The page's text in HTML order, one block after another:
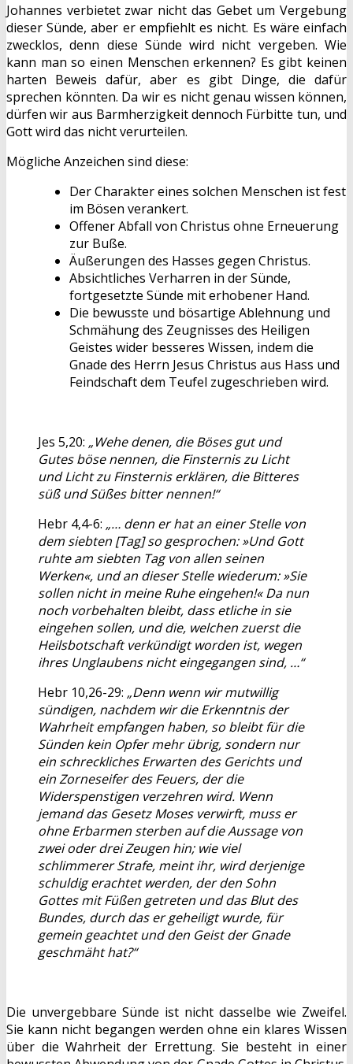
Johannes verbietet zwar nicht das Gebet um Vergebung
dieser Sünde, aber er empfiehlt es nicht. Es wäre einfach
zwecklos, denn diese Sünde wird nicht vergeben. Wie
kann man so einen Menschen erkennen? Es gibt keinen
harten Beweis dafür, aber es gibt Dinge, die dafür
sprechen könnten. Da wir es nicht genau wissen können,
dürfen wir aus Barmherzigkeit dennoch Fürbitte tun, und
Gott wird das nicht verurteilen.
Mögliche Anzeichen sind diese:
Der Charakter eines solchen Menschen ist fest
im Bösen verankert.
Offener Abfall von Christus ohne Erneuerung
zur Buße.
Äußerungen des Hasses gegen Christus.
Absichtliches Verharren in der Sünde,
fortgesetzte Sünde mit erhobener Hand.
Die bewusste und bösartige Ablehnung und
Schmähung des Zeugnisses des Heiligen
Geistes wider besseres Wissen, indem die
Gnade des Herrn Jesus Christus aus Hass und
Feindschaft dem Teufel zugeschrieben wird.
Jes 5,20: „Wehe denen, die Böses gut und
Gutes böse nennen, die Finsternis zu Licht
und Licht zu Finsternis erklären, die Bitteres
süß und Süßes bitter nennen!“
Hebr 4,4-6: „… denn er hat an einer Stelle von
dem siebten [Tag] so gesprochen: »Und Gott
ruhte am siebten Tag von allen seinen
Werken«, und an dieser Stelle wiederum: »Sie
sollen nicht in meine Ruhe eingehen!« Da nun
noch vorbehalten bleibt, dass etliche in sie
eingehen sollen, und die, welchen zuerst die
Heilsbotschaft verkündigt worden ist, wegen
ihres Unglaubens nicht eingegangen sind, …“
Hebr 10,26-29: „Denn wenn wir mutwillig
sündigen, nachdem wir die Erkenntnis der
Wahrheit empfangen haben, so bleibt für die
Sünden kein Opfer mehr übrig, sondern nur
ein schreckliches Erwarten des Gerichts und
ein Zorneseifer des Feuers, der die
Widerspenstigen verzehren wird. Wenn
jemand das Gesetz Moses verwirft, muss er
ohne Erbarmen sterben auf die Aussage von
zwei oder drei Zeugen hin; wie viel
schlimmerer Strafe, meint ihr, wird derjenige
schuldig erachtet werden, der den Sohn
Gottes mit Füßen getreten und das Blut des
Bundes, durch das er geheiligt wurde, für
gemein geachtet und den Geist der Gnade
geschmäht hat?“
Die unvergebbare Sünde ist nicht dasselbe wie Zweifel.
Sie kann nicht begangen werden ohne ein klares Wissen
über die Wahrheit der Errettung. Sie besteht in einer